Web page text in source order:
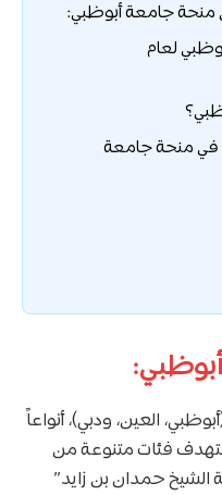
جامعة أبوظبي:
لعام
في منحة جامعة
العين، ودبي)، أنواعاً
فئات متنوعة من
الشيخ حمدان بن زايد”